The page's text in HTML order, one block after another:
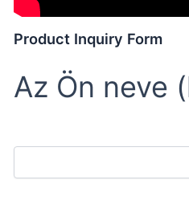
Product Inquiry Form
Az Ön neve